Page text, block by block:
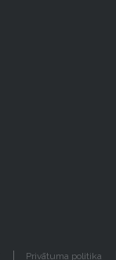
Privātuma politika